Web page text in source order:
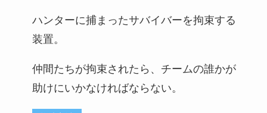
ハンターに捕まったサバイバーを拘束する
装置。
仲間たちが拘束されたら、チームの誰かが
助けにいかなければならない。